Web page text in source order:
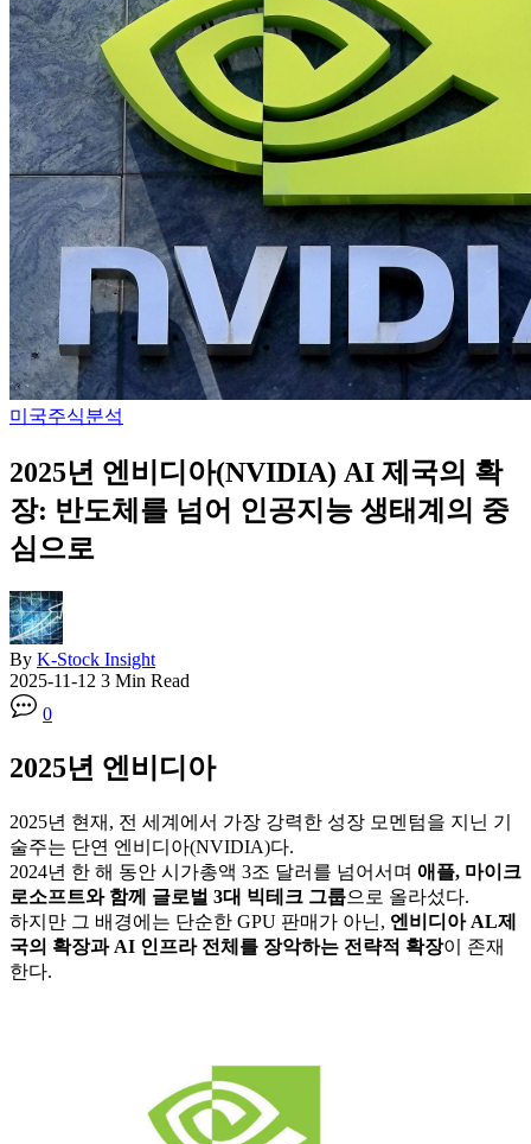
미국주식분석
2025년 엔비디아(NVIDIA) AI 제국의 확
장: 반도체를 넘어 인공지능 생태계의 중
심으로
By K-Stock Insight
2025-11-12 3 Min Read
0
2025년 엔비디아
2025년 현재, 전 세계에서 가장 강력한 성장 모멘텀을 지닌 기
술주는 단연 엔비디아(NVIDIA)다.
2024년 한 해 동안 시가총액 3조 달러를 넘어서며 애플, 마이크
로소프트와 함께 글로벌 3대 빅테크 그룹으로 올라섰다.
하지만 그 배경에는 단순한 GPU 판매가 아닌, 엔비디아 AL제
국의 확장과 AI 인프라 전체를 장악하는 전략적 확장이 존재
한다.